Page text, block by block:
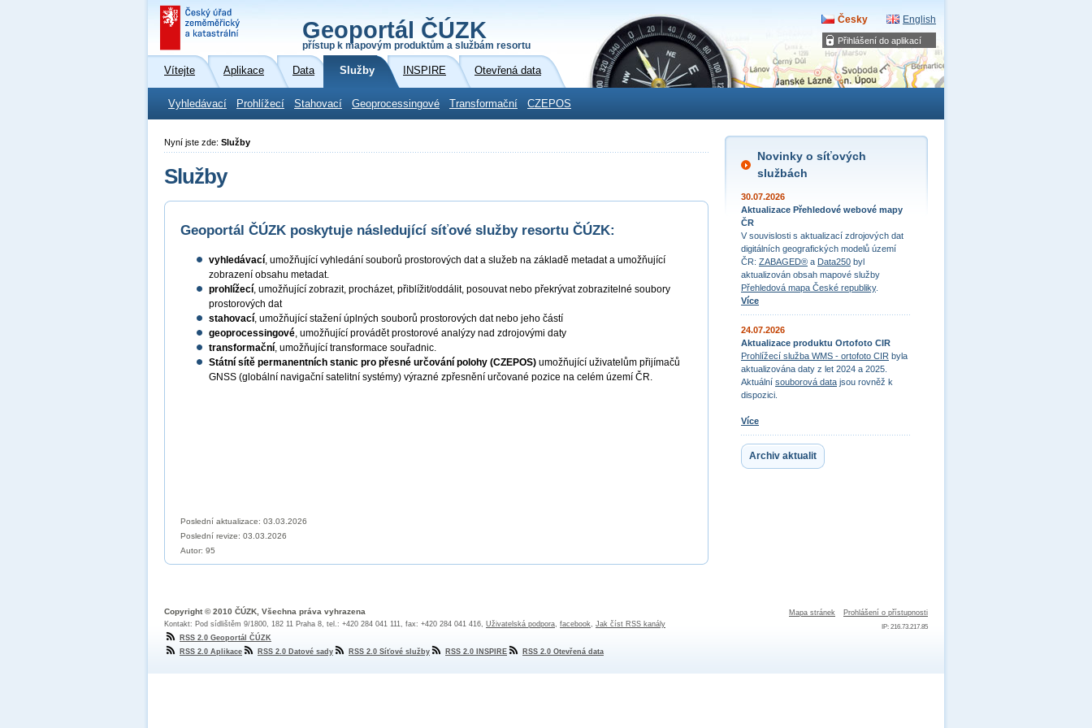
Přihlášení do aplikací
Geoportál ČÚZK
přístup k mapovým produktům a službám resortu
Česky English
Vítejte Aplikace Data Služby INSPIRE Otevřená data
Vyhledávací Prohlížecí Stahovací Geoprocessingové Transformační CZEPOS
Novinky o síťových
službách
30.07.2026
Aktualizace Přehledové webové mapy
ČR
V souvislosti s aktualizací zdrojových dat
digitálních geografických modelů území
ČR: ZABAGED® a Data250 byl
aktualizován obsah mapové služby
Přehledová mapa České republiky.
Více
24.07.2026
Aktualizace produktu Ortofoto CIR
Prohlížecí služba WMS - ortofoto CIR byla
aktualizována daty z let 2024 a 2025.
Aktuální souborová data jsou rovněž k
dispozici.
Více
Archiv aktualit
Nyní jste zde: Služby
Služby
Geoportál ČÚZK poskytuje následující síťové služby resortu ČÚZK:
vyhledávací, umožňující vyhledání souborů prostorových dat a služeb na základě metadat a umožňující
zobrazení obsahu metadat.
prohlížecí, umožňující zobrazit, procházet, přiblížit/oddálit, posouvat nebo překrývat zobrazitelné soubory
prostorových dat
stahovací, umožňující stažení úplných souborů prostorových dat nebo jeho částí
geoprocessingové, umožňující provádět prostorové analýzy nad zdrojovými daty
transformační, umožňující transformace souřadnic.
Státní sítě permanentních stanic pro přesné určování polohy (CZEPOS) umožňující uživatelům přijímačů
GNSS (globální navigační satelitní systémy) výrazné zpřesnění určované pozice na celém území ČR.
Poslední aktualizace: 03.03.2026
Poslední revize: 03.03.2026
Autor: 95
Mapa stránek Prohlášení o přístupnosti
IP: 216.73.217.85
Copyright © 2010 ČÚZK, Všechna práva vyhrazena
Kontakt: Pod sídlištěm 9/1800, 182 11 Praha 8, tel.: +420 284 041 111, fax: +420 284 041 416, Uživatelská podpora, facebook, Jak číst RSS kanály
RSS 2.0 Geoportál ČÚZK
RSS 2.0 Aplikace
RSS 2.0 Datové sady RSS 2.0 Síťové služby RSS 2.0 INSPIRE RSS 2.0 Otevřená data